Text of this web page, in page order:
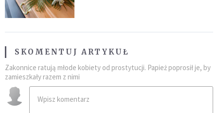
SKOMENTUJ ARTYKUŁ
Zakonnice ratują młode kobiety od prostytucji. Papież poprosił je, by
zamieszkały razem z nimi